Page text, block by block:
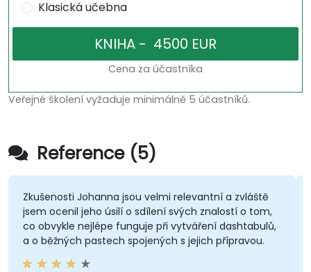
Klasická učebna
Cena za účastníka
Veřejné školení vyžaduje minimálně 5 účastníků.
Reference (5)
Johanna jsou velmi relevantní a zvláště
ocenil jeho úsilí o sdílení svých znalostí o tom,
nejlépe funguje při vytváření dashtabulů,
pastech spojených s jejich přípravou.
pokroku.